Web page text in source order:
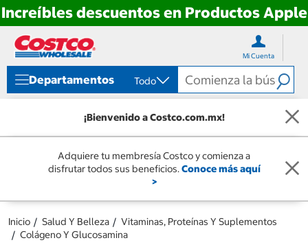
Increíbles descuentos en Productos Apple
directo
contenido
directo
menú
navegación
Mi Cuenta
Departamentos Todo
¡Bienvenido a Costco.com.mx!
Adquiere tu membresía Costco y comienza a
disfrutar todos sus beneficios.Conoce más aquí
>
Inicio Salud Y Belleza
Vitaminas, Proteínas Y Suplementos
Colágeno Y Glucosamina